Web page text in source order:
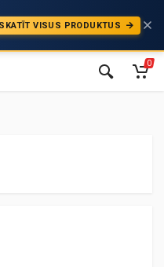
SKATĪT VISUS PRODUKTUS
0